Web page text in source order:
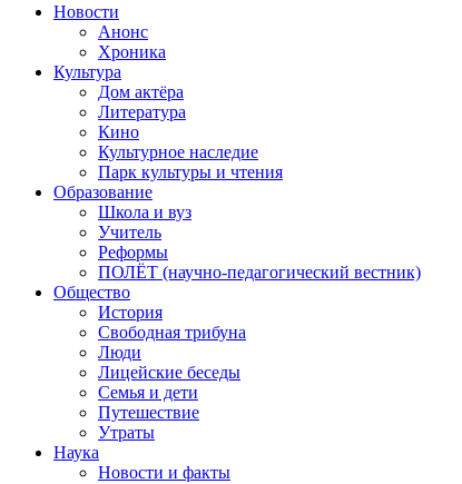
Новости
Анонс
Хроника
Культура
Дом актёра
Литература
Кино
Культурное наследие
Парк культуры и чтения
Образование
Школа и вуз
Учитель
Реформы
ПОЛЁТ (научно-педагогический вестник)
Общество
История
Свободная трибуна
Люди
Лицейские беседы
Семья и дети
Путешествие
Утраты
Наука
Новости и факты